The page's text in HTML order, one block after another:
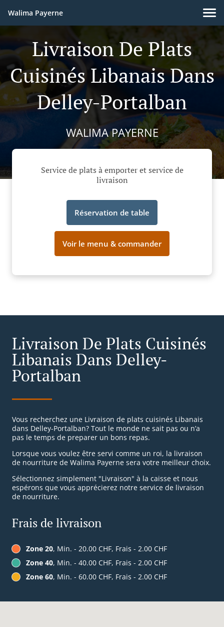
Walima Payerne
Livraison De Plats
Cuisinés Libanais Dans
Delley-Portalban
WALIMA PAYERNE
Service de plats à emporter et service de
livraison
Réservation de table
Voir le menu & commander
Livraison De Plats Cuisinés
Libanais Dans Delley-
Portalban
Vous recherchez une Livraison de plats cuisinés Libanais
dans Delley-Portalban? Tout le monde ne sait pas ou n’a
pas le temps de preparer un bons repas.
Lorsque vous voulez être servi comme un roi, la livraison
de nourriture de Walima Payerne sera votre meilleur choix.
Sélectionnez simplement "Livraison" à la caisse et nous
espérons que vous apprécierez notre service de livraison
de nourriture.
Frais de livraison
Zone 20, Min. - 20.00 CHF, Frais - 2.00 CHF
Zone 40, Min. - 40.00 CHF, Frais - 2.00 CHF
Zone 60, Min. - 60.00 CHF, Frais - 2.00 CHF